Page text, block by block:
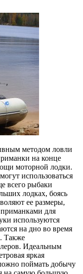
методом ловли
на конце
моторной лодки.
использоваться
всего рыбаки
лодках, боясь
ее размеры,
для
используются
на дно во время
Также
Идеальным
яркая
поймать добычу